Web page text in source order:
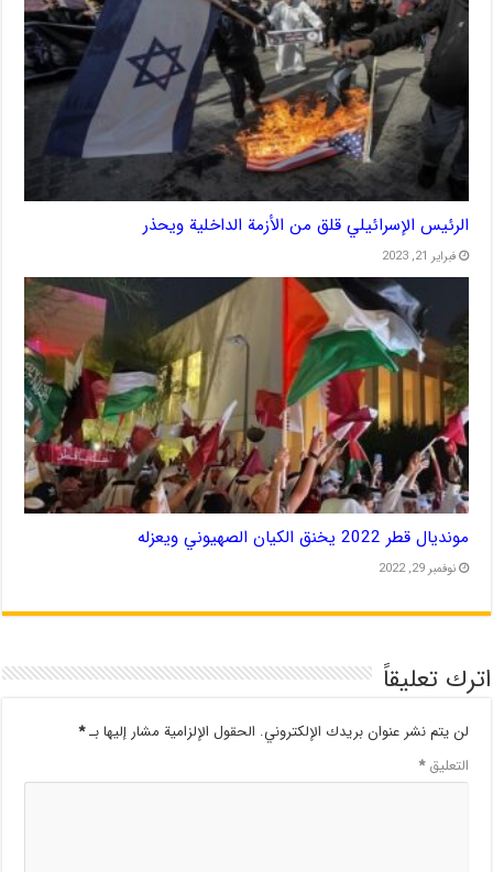
الرئيس الإسرائيلي قلق من الأزمة الداخلية ويحذر
فبراير 21, 2023
مونديال قطر 2022 يخنق الكيان الصهيوني ويعزله
نوفمبر 29, 2022
اترك تعليقاً
لن يتم نشر عنوان بريدك الإلكتروني. الحقول الإلزامية مشار إليها بـ*
التعليق*